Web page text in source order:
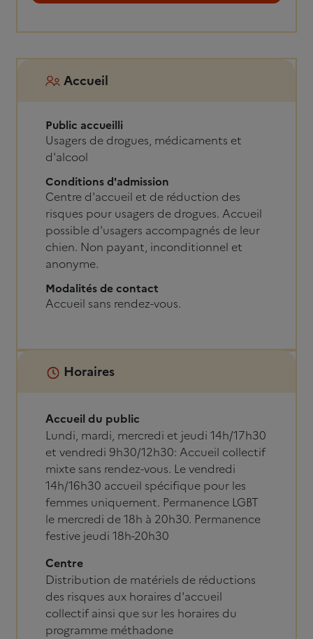
Accueil
Public accueilli
Usagers de drogues, médicaments et
d'alcool
Conditions d'admission
Centre d'accueil et de réduction des
risques pour usagers de drogues. Accueil
possible d'usagers accompagnés de leur
chien. Non payant, inconditionnel et
anonyme.
Modalités de contact
Accueil sans rendez-vous.
Horaires
Accueil du public
Lundi, mardi, mercredi et jeudi 14h/17h30
et vendredi 9h30/12h30: Accueil collectif
mixte sans rendez-vous. Le vendredi
14h/16h30 accueil spécifique pour les
femmes uniquement. Permanence LGBT
le mercredi de 18h à 20h30. Permanence
festive jeudi 18h-20h30
Centre
Distribution de matériels de réductions
des risques aux horaires d'accueil
collectif ainsi que sur les horaires du
programme méthadone